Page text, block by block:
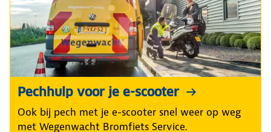
Pechhulp voor je e-scooter
Ook bij pech met je e-scooter snel weer op weg
met Wegenwacht Bromfiets Service.